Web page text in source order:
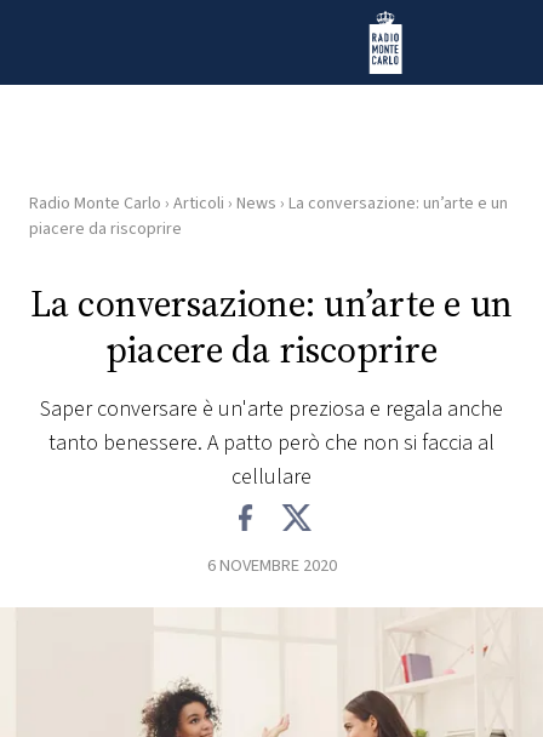
Radio Monte Carlo
HOME
RADIO
RADIO
PLAYLIST
Radio Monte Carlo › Articoli › News › La conversazione: un’arte e un
piacere da riscoprire
La conversazione: un’arte e un
piacere da riscoprire
Saper conversare è un'arte preziosa e regala anche
tanto benessere. A patto però che non si faccia al
cellulare
6 NOVEMBRE 2020